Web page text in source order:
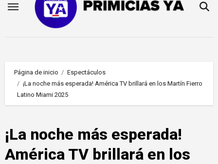
Página de inicio
Espectáculos
¡La noche más esperada! América TV brillará en los Martín Fierro
Latino Miami 2025
¡La noche más esperada!
América TV brillará en los